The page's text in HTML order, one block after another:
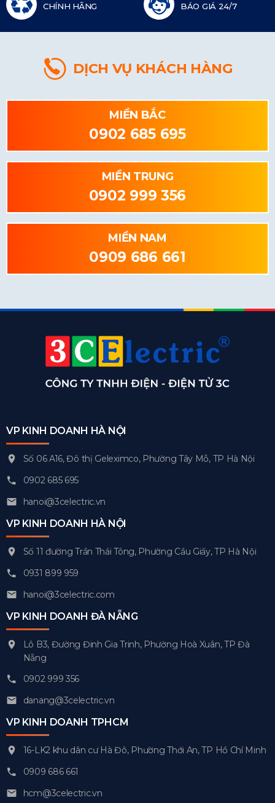
CHÍNH HÃNG
BÁO GIÁ 24/7
DỊCH VỤ KHÁCH HÀNG
MIỀN BẮC
0902 685 695
MIỀN TRUNG
0902 999 356
MIỀN NAM
0909 686 661
VP KINH DOANH HÀ NỘI
Số 06 A16, Đô thị Geleximco, Phường Tây Mỗ, TP Hà Nội
0902 685 695
hanoi@3celectric.vn
VP KINH DOANH HÀ NỘI
Số 11 đường Trần Thái Tông, Phường Cầu Giấy, TP Hà Nội
0931 899 959
hanoi@3celectric.com
VP KINH DOANH ĐÀ NẴNG
Lô B3, Đường Đinh Gia Trinh, Phường Hoà Xuân, TP Đà
Nẵng
0902 999 356
danang@3celectric.vn
VP KINH DOANH TPHCM
16-LK2 khu dân cư Hà Đô, Phường Thới An, TP Hồ Chí Minh
0909 686 661
hcm@3celectric.vn